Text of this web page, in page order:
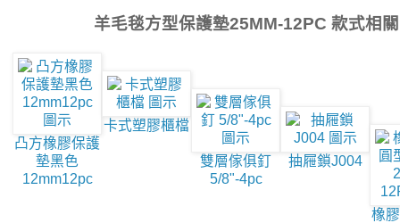
羊毛毯方型保護墊25MM-12PC 款式相
凸方橡膠保護
墊黑色
12mm12pc
卡式塑膠櫃檔
雙層傢俱釘
5/8"-4pc
抽屜鎖J004
橡